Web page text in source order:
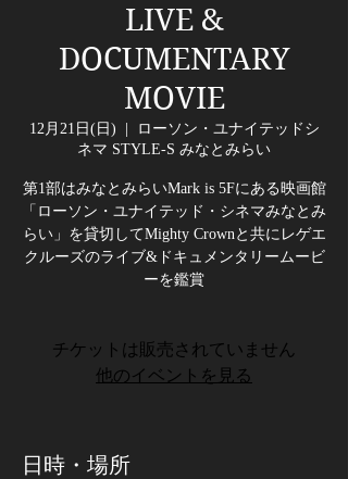
LIVE &
DOCUMENTARY
MOVIE
12月21日(日)
ローソン・ユナイテッドシ
ネマ STYLE-S みなとみらい
第1部はみなとみらいMark is 5Fにある映画館
「ローソン・ユナイテッド・シネマみなとみ
らい」を貸切してMighty Crownと共にレゲエ
クルーズのライブ&ドキュメンタリームービ
ーを鑑賞
チケットは販売されていません
他のイベントを見る
日時・場所